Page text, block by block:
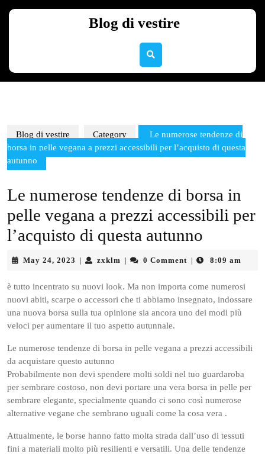
Blog di vestire
Blog di vestire Category
Le numerose tendenze di
borsa in pelle vegana a prezzi accessibili per l’acquisto di questa
autunno
Le numerose tendenze di borsa in
pelle vegana a prezzi accessibili per
l’acquisto di questa autunno
May 24, 2023 May zxklm zxklm0 Comment 8:09 am
è tutto incentrato su nuovi look. Ma non importa come numerosi
nuovi abiti, scarpe o accessori che ti abbiamo insegnato, indossare
una nuova borsa sulla tua opinione sia ancora uno dei modi più
veloci per aumentare il tuo aspetto autunnale.
Le numerose tendenze di borsa in pelle vegana a prezzi accessibili
da acquistare questo autunno
Probabilmente non devi spendere molti soldi nel tuo guardaroba
per sembrare costoso, non devi portare una vera borsa in pelle per
sembrare elegante, specialmente quando ci sono così numerose
alternative vegane che sembrano uguali come la cosa vera .
Attualmente, le borse hanno fatto molta strada dall’uso di tessuti
fini a materiali molto più resilienti e versatili. Una delle tendenze